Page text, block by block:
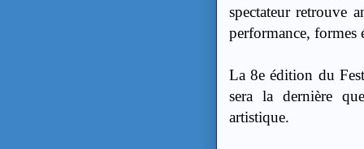
spectateur retrouve
performance, formes
La 8e édition du
sera la dernière
artistique.